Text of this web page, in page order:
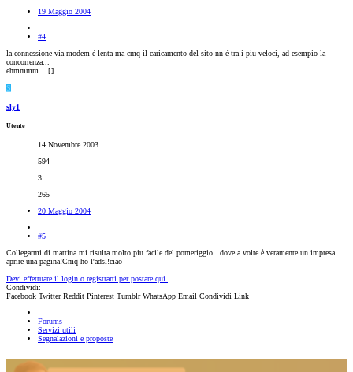
19 Maggio 2004
#4
la connessione via modem è lenta ma cmq il caricamento del sito nn è tra i piu veloci, ad esempio la
concorrenza...
ehmmmm....[]
S
sly1
Utente
14 Novembre 2003
594
3
265
20 Maggio 2004
#5
Collegarmi di mattina mi risulta molto piu facile del pomeriggio...dove a volte è veramente un impresa
aprire una pagina!Cmq ho l'adsl!ciao
Devi effettuare il login o registrarti per postare qui.
Condividi:
Facebook Twitter Reddit Pinterest Tumblr WhatsApp Email Condividi Link
Forums
Servizi utili
Segnalazioni e proposte